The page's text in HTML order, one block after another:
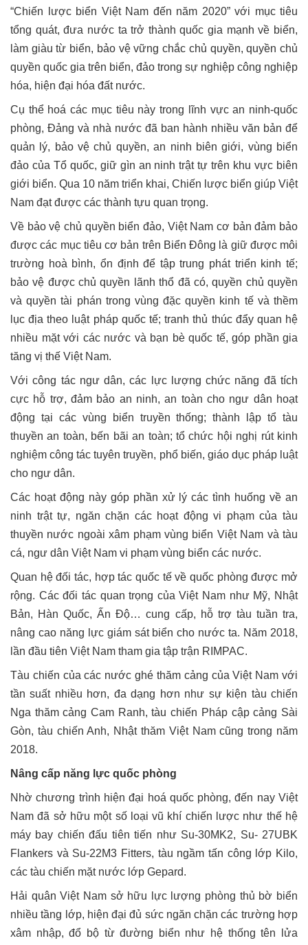
“Chiến lược biển Việt Nam đến năm 2020” với mục tiêu
tổng quát, đưa nước ta trở thành quốc gia mạnh về biển,
làm giàu từ biển, bảo vệ vững chắc chủ quyền, quyền chủ
quyền quốc gia trên biển, đảo trong sự nghiệp công nghiệp
hóa, hiện đại hóa đất nước.
Cụ thể hoá các mục tiêu này trong lĩnh vực an ninh-quốc
phòng, Đảng và nhà nước đã ban hành nhiều văn bản để
quản lý, bảo vệ chủ quyền, an ninh biên giới, vùng biển
đảo của Tổ quốc, giữ gìn an ninh trật tự trên khu vực biên
giới biển. Qua 10 năm triển khai, Chiến lược biển giúp Việt
Nam đạt được các thành tựu quan trọng.
Về bảo vệ chủ quyền biển đảo, Việt Nam cơ bản đảm bảo
được các mục tiêu cơ bản trên Biển Đông là giữ được môi
trường hoà bình, ổn định để tập trung phát triển kinh tế;
bảo vệ được chủ quyền lãnh thổ đã có, quyền chủ quyền
và quyền tài phán trong vùng đặc quyền kinh tế và thềm
lục địa theo luật pháp quốc tế; tranh thủ thúc đẩy quan hệ
nhiều mặt với các nước và bạn bè quốc tế, góp phần gia
tăng vị thế Việt Nam.
Với công tác ngư dân, các lực lượng chức năng đã tích
cực hỗ trợ, đảm bảo an ninh, an toàn cho ngư dân hoạt
động tại các vùng biển truyền thống; thành lập tổ tàu
thuyền an toàn, bến bãi an toàn; tổ chức hội nghị rút kinh
nghiệm công tác tuyên truyền, phổ biến, giáo dục pháp luật
cho ngư dân.
Các hoạt động này góp phần xử lý các tình huống về an
ninh trật tự, ngăn chặn các hoạt động vi phạm của tàu
thuyền nước ngoài xâm phạm vùng biển Việt Nam và tàu
cá, ngư dân Việt Nam vi phạm vùng biển các nước.
Quan hệ đối tác, hợp tác quốc tế về quốc phòng được mở
rộng. Các đối tác quan trọng của Việt Nam như Mỹ, Nhật
Bản, Hàn Quốc, Ấn Độ… cung cấp, hỗ trợ tàu tuần tra,
nâng cao năng lực giám sát biển cho nước ta. Năm 2018,
lần đầu tiên Việt Nam tham gia tập trận RIMPAC.
Tàu chiến của các nước ghé thăm cảng của Việt Nam với
tần suất nhiều hơn, đa dạng hơn như sự kiện tàu chiến
Nga thăm cảng Cam Ranh, tàu chiến Pháp cập cảng Sài
Gòn, tàu chiến Anh, Nhật thăm Việt Nam cũng trong năm
2018.
Nâng cấp năng lực quốc phòng
Nhờ chương trình hiện đại hoá quốc phòng, đến nay Việt
Nam đã sở hữu một số loại vũ khí chiến lược như thế hệ
máy bay chiến đấu tiên tiến như Su-30MK2, Su- 27UBK
Flankers và Su-22M3 Fitters, tàu ngầm tấn công lớp Kilo,
các tàu chiến mặt nước lớp Gepard.
Hải quân Việt Nam sở hữu lực lượng phòng thủ bờ biển
nhiều tầng lớp, hiện đại đủ sức ngăn chặn các trường hợp
xâm nhập, đổ bộ từ đường biển như hệ thống tên lửa